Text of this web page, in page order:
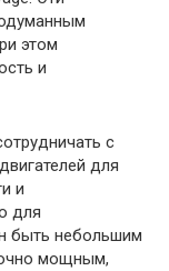
этом
и
с
для
и
для
быть небольшим
мощным,